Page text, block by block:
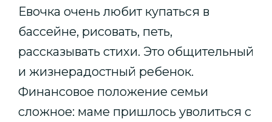
Евочка очень любит купаться в
бассейне, рисовать, петь,
рассказывать стихи. Это общительный
и жизнерадостный ребенок.
Финансовое положение семьи
сложное: маме пришлось уволиться с